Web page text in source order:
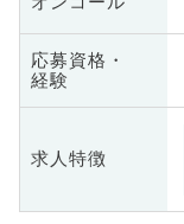
応募資格・
経験
求人特徴